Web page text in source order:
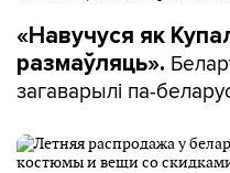
«Навучуся як
размаўляць».
загаварылі па-